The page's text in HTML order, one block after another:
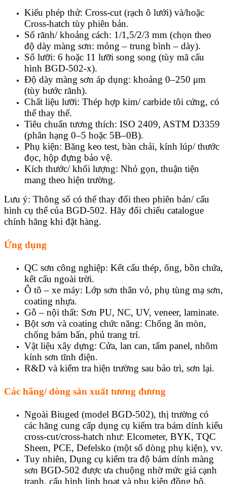
Kiểu phép thử: Cross-cut (rạch ô lưới) và/hoặc
Cross-hatch tùy phiên bản.
Số rãnh/ khoảng cách: 1/1,5/2/3 mm (chọn theo
độ dày màng sơn: mỏng – trung bình – dày).
Số lưỡi: 6 hoặc 11 lưỡi song song (tùy mã cấu
hình BGD-502-x).
Độ dày màng sơn áp dụng: khoảng 0–250 μm
(tùy bước rãnh).
Chất liệu lưỡi: Thép hợp kim/ carbide tôi cứng, có
thể thay thế.
Tiêu chuẩn tương thích: ISO 2409, ASTM D3359
(phân hạng 0–5 hoặc 5B–0B).
Phụ kiện: Băng keo test, bàn chải, kính lúp/ thước
đọc, hộp đựng bảo vệ.
Kích thước/ khối lượng: Nhỏ gọn, thuận tiện
mang theo hiện trường.
Lưu ý: Thông số có thể thay đổi theo phiên bản/ cấu
hình cụ thể của BGD-502. Hãy đối chiếu catalogue
chính hãng khi đặt hàng.
Ứng dụng
QC sơn công nghiệp: Kết cấu thép, ống, bồn chứa,
kết cấu ngoài trời.
Ô tô – xe máy: Lớp sơn thân vỏ, phụ tùng mạ sơn,
coating nhựa.
Gỗ – nội thất: Sơn PU, NC, UV, veneer, laminate.
Bột sơn và coating chức năng: Chống ăn mòn,
chống bám bẩn, phủ trang trí.
Vật liệu xây dựng: Cửa, lan can, tấm panel, nhôm
kính sơn tĩnh điện.
R&D và kiểm tra hiện trường sau bảo trì, sơn lại.
Các hãng/ dòng sản xuất tương đương
Ngoài Biuged (model BGD-502), thị trường có
các hãng cung cấp dụng cụ kiểm tra bám dính kiểu
cross-cut/cross-hatch như: Elcometer, BYK, TQC
Sheen, PCE, Defelsko (một số dòng phụ kiện), vv.
Tuy nhiên, Dụng cụ kiểm tra độ bám dính màng
sơn BGD-502 được ưa chuộng nhờ mức giá cạnh
tranh, cấu hình linh hoạt và phụ kiện đồng bộ.